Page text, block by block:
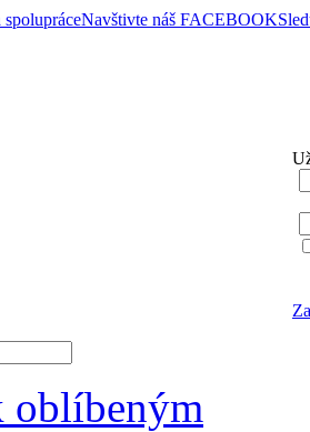
spolupráceNavštivte náš FACEBOOK
oblíbeným